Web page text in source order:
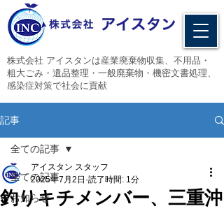
​株式会社 アイスタンは産業廃棄物収集、不用品・
粗大ごみ・遺品整理・一般廃棄物・機密文書処理、
感染症対策で社会に貢献
記事
全ての記事
お知らせ
全ての記事
釣りキチメンバー、三重沖
アイスタン スタッフ
2025年7月2日 読了時間: 1分